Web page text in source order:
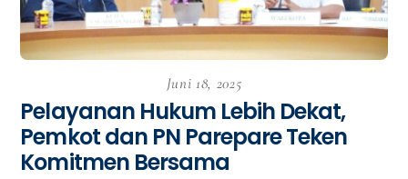
Juni 18, 2025
Pelayanan Hukum Lebih Dekat,
Pemkot dan PN Parepare Teken
Komitmen Bersama